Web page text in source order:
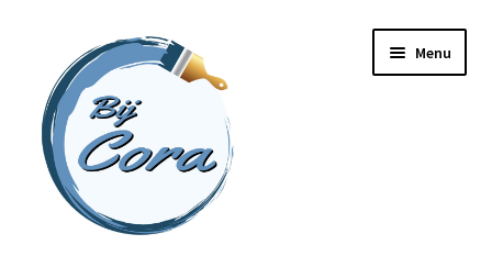
naar
navigatie
inhoud
Menu